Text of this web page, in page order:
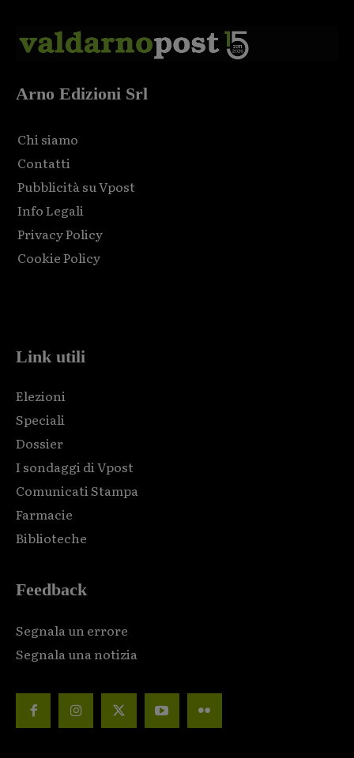
Arno Edizioni Srl
Chi siamo
Contatti
Pubblicità su Vpost
Info Legali
Privacy Policy
Cookie Policy
Link utili
Elezioni
Speciali
Dossier
I sondaggi di Vpost
Comunicati Stampa
Farmacie
Biblioteche
Feedback
Segnala un errore
Segnala una notizia